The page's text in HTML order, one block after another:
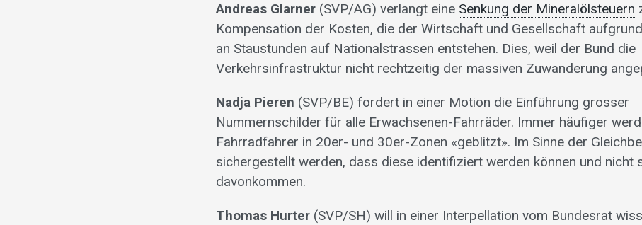
Andreas Glarner (SVP/AG) verlangt eine Senkung der Mineralölsteuern
Kompensation der Kosten, die der Wirtschaft und Gesellschaft
an Staustunden auf Nationalstrassen entstehen. Dies, weil der Bund die
Verkehrsinfrastruktur nicht rechtzeitig der massiven Zuwanderung
Nadja Pieren (SVP/BE) fordert in einer Motion die Einführung grosser
Nummernschilder für alle Erwachsenen-Fahrräder. Immer häufiger
Fahrradfahrer in 20er- und 30er-Zonen «geblitzt». Im Sinne der
sichergestellt werden, dass diese identifiziert werden können und nicht
davonkommen.
Thomas Hurter (SVP/SH) will in einer Interpellation vom Bundesrat